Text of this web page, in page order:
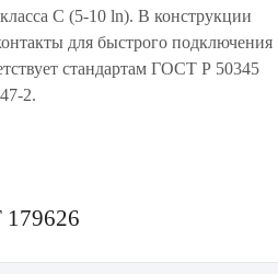
С (5-10 ln). В конструкции
для быстрого подключения
стандартам ГОСТ Р 50345
2.
179626